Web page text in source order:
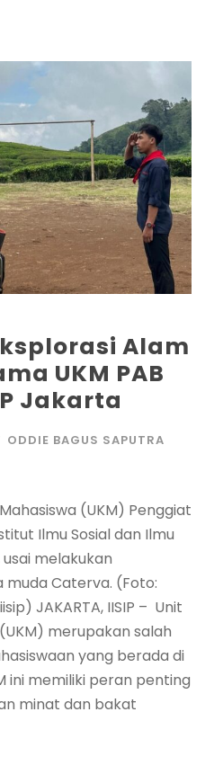
Alam
UKM PAB
Jakarta
ODDIE BAGUS SAPUTRA
(UKM) Penggiat
Ilmu Sosial dan Ilmu
melakukan
Caterva. (Foto:
JAKARTA, IISIP – Unit
merupakan salah
yang berada di
ini memiliki peran penting
minat dan bakat